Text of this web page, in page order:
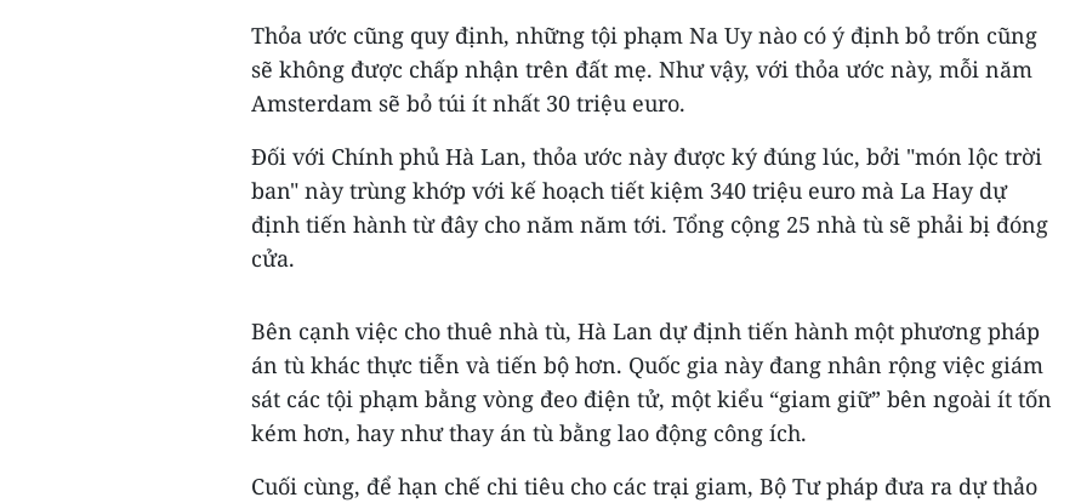
Thỏa ước cũng quy định, những tội phạm Na Uy nào có ý định bỏ trốn cũng
sẽ không được chấp nhận trên đất mẹ. Như vậy, với thỏa ước này, mỗi năm
Amsterdam sẽ bỏ túi ít nhất 30 triệu euro.
Đối với Chính phủ Hà Lan, thỏa ước này được ký đúng lúc, bởi "món lộc trời
ban" này trùng khớp với kế hoạch tiết kiệm 340 triệu euro mà La Hay dự
định tiến hành từ đây cho năm năm tới. Tổng cộng 25 nhà tù sẽ phải bị đóng
cửa.
Bên cạnh việc cho thuê nhà tù, Hà Lan dự định tiến hành một phương pháp
án tù khác thực tiễn và tiến bộ hơn. Quốc gia này đang nhân rộng việc giám
sát các tội phạm bằng vòng đeo điện tử, một kiểu “giam giữ” bên ngoài ít tốn
kém hơn, hay như thay án tù bằng lao động công ích.
Cuối cùng, để hạn chế chi tiêu cho các trại giam, Bộ Tư pháp đưa ra dự thảo